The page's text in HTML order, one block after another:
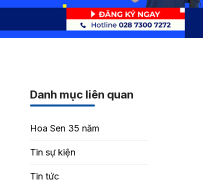
Danh mục liên quan
Hoa Sen 35 năm
Tin sự kiện
Tin tức